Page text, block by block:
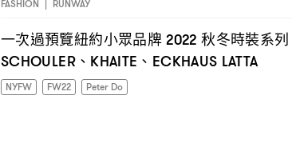
FASHION | RUNWAY
一次過預覽紐約小眾品牌2022秋冬時裝系列
SCHOULER、 KHAITE 、 ECKHAUS LATTA
NYFW FW22 Peter Do